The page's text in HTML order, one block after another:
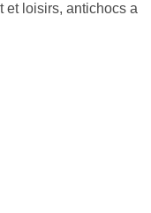
et loisirs, antichocs a